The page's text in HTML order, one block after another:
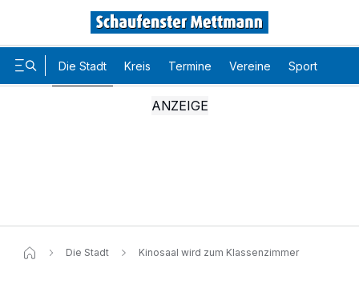
Die Stadt Kreis Termine Vereine Sport
Die Stadt Kinosaal wird zum Klassenzimmer​